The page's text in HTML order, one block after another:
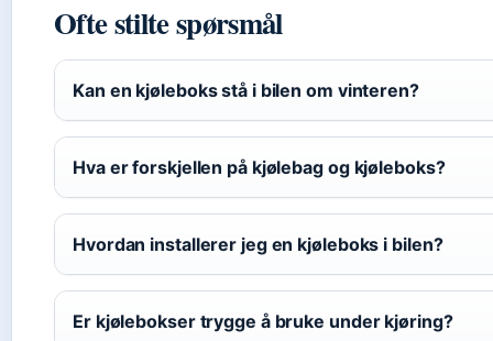
Ofte stilte spørsmål
Kan en kjøleboks stå i bilen om vinteren?
Hva er forskjellen på kjølebag og kjøleboks?
Hvordan installerer jeg en kjøleboks i bilen?
Er kjølebokser trygge å bruke under kjøring?